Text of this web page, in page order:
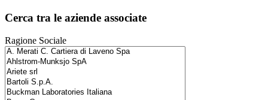
Cerca tra le aziende associate
Ragione Sociale